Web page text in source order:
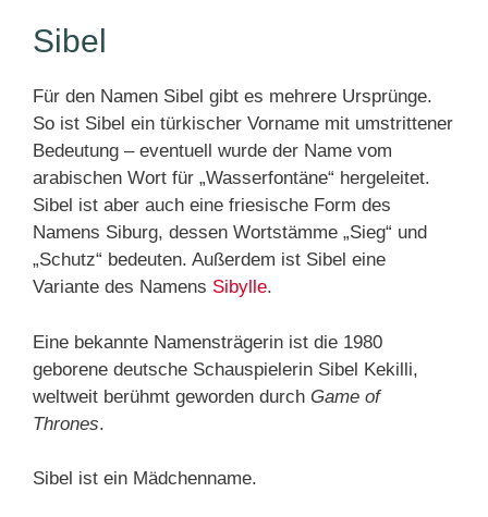
Sibel
Für den Namen Sibel gibt es mehrere Ursprünge.
So ist Sibel ein türkischer Vorname mit umstrittener
Bedeutung – eventuell wurde der Name vom
arabischen Wort für „Wasserfontäne“ hergeleitet.
Sibel ist aber auch eine friesische Form des
Namens Siburg, dessen Wortstämme „Sieg“ und
„Schutz“ bedeuten. Außerdem ist Sibel eine
Variante des Namens Sibylle.
Eine bekannte Namensträgerin ist die 1980
geborene deutsche Schauspielerin Sibel Kekilli,
weltweit berühmt geworden durch Game of
Thrones.
Sibel ist ein Mädchenname.